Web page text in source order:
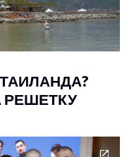
РЕШЕТКУ